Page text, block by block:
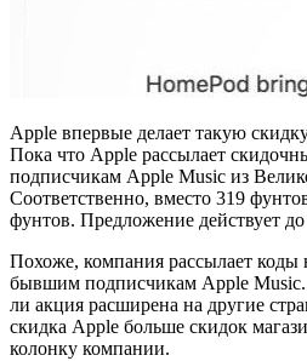
Apple впервые делает такую
Пока что Apple рассылает
подписчикам Apple Music из
Соответственно, вместо 319
фунтов. Предложение действует до
Похоже, компания рассылает
бывшим подписчикам Apple Music.
ли акция расширена на другие
скидка Apple больше скидок
колонку компании.